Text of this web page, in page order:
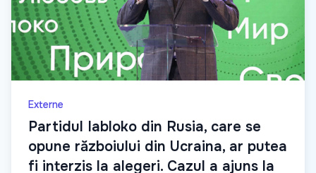
Externe
Partidul Iabloko din Rusia, care se
opune războiului din Ucraina, ar putea
fi interzis la alegeri. Cazul a ajuns la